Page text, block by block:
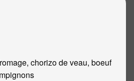
chorizo de veau, boeuf